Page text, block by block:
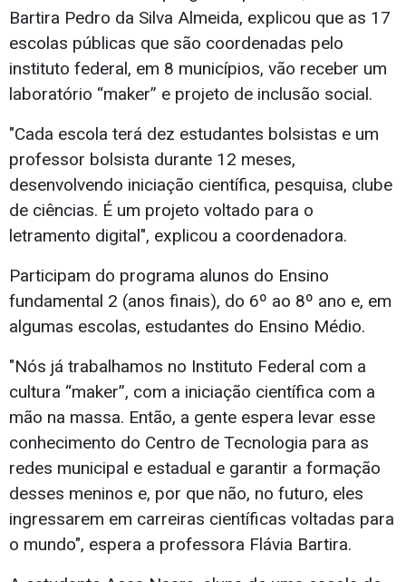
Bartira Pedro da Silva Almeida, explicou que as 17
escolas públicas que são coordenadas pelo
instituto federal, em 8 municípios, vão receber um
laboratório “maker” e projeto de inclusão social.
"Cada escola terá dez estudantes bolsistas e um
professor bolsista durante 12 meses,
desenvolvendo iniciação científica, pesquisa, clube
de ciências. É um projeto voltado para o
letramento digital", explicou a coordenadora.
Participam do programa alunos do Ensino
fundamental 2 (anos finais), do 6º ao 8º ano e, em
algumas escolas, estudantes do Ensino Médio.
"Nós já trabalhamos no Instituto Federal com a
cultura “maker”, com a iniciação científica com a
mão na massa. Então, a gente espera levar esse
conhecimento do Centro de Tecnologia para as
redes municipal e estadual e garantir a formação
desses meninos e, por que não, no futuro, eles
ingressarem em carreiras científicas voltadas para
o mundo", espera a professora Flávia Bartira.